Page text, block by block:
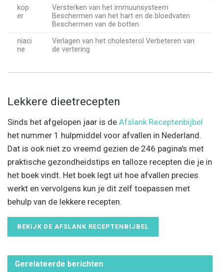
kop
er
Versterken van het immuunsysteem
Beschermen van het hart en de bloedvaten
Beschermen van de botten
niaci
ne
Verlagen van het cholesterol Verbeteren van
de vertering
Lekkere dieetrecepten
Sinds het afgelopen jaar is de Afslank Receptenbijbel
het nummer 1 hulpmiddel voor afvallen in Nederland.
Dat is ook niet zo vreemd gezien de 246 pagina's met
praktische gezondheidstips en talloze recepten die je in
het boek vindt. Het boek legt uit hoe afvallen precies
werkt en vervolgens kun je dit zelf toepassen met
behulp van de lekkere recepten.
BEKIJK DE AFSLANK RECEPTENBIJBEL
Gerelateerde berichten